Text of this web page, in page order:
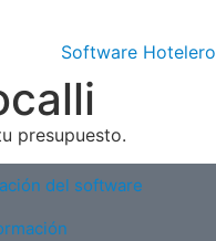
Software Hotelero
presupuesto.
del software